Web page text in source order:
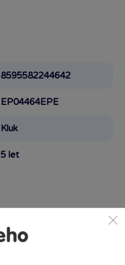
8595582244642
EP04464EPE
Kluk
5 let